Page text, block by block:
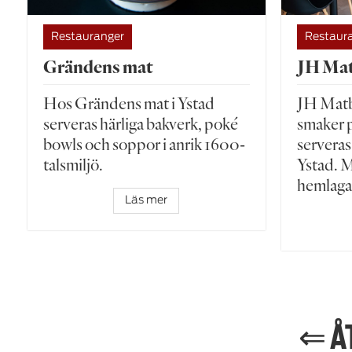
Restauranger
Grändens mat
Hos Grändens mat i Ystad
serveras härliga bakverk, poké
bowls och soppor i anrik 1600-
talsmiljö.
Läs mer
JH
JH
smaker
Ystad.
⇐